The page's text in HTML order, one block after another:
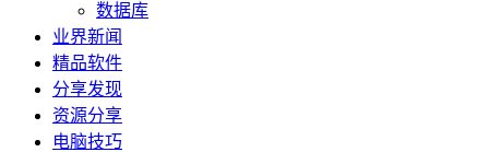
数据库
业界新闻
精品软件
分享发现
资源分享
电脑技巧